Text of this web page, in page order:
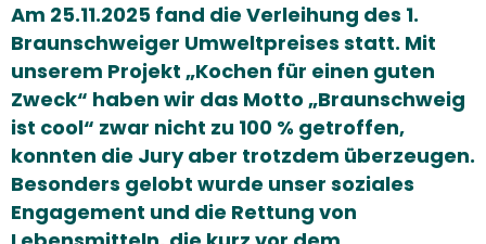
Am 25.11.2025 fand die Verleihung des 1.
Braunschweiger Umweltpreises statt. Mit
unserem Projekt „Kochen für einen guten
Zweck“ haben wir das Motto „Braunschweig
ist cool“ zwar nicht zu 100 % getroffen,
konnten die Jury aber trotzdem überzeugen.
Besonders gelobt wurde unser soziales
Engagement und die Rettung von